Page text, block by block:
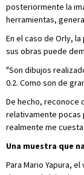
posteriormente la
herramientas,
En el caso de Orly,
sus obras puede
"Son dibujos
0.2. Como son de
De hecho, reconoce
relativamente pocas
realmente me
Una muestra que
Para Mario Yapura,